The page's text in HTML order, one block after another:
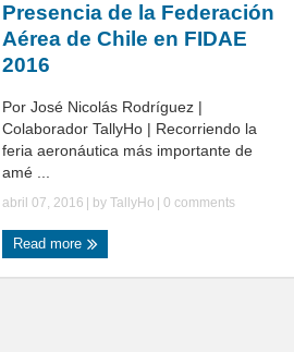
Presencia de la Federación
Aérea de Chile en FIDAE
2016
Por José Nicolás Rodríguez |
Colaborador TallyHo | Recorriendo la
feria aeronáutica más importante de
amé ...
abril 07, 2016 | by TallyHo 0 comments
Read more